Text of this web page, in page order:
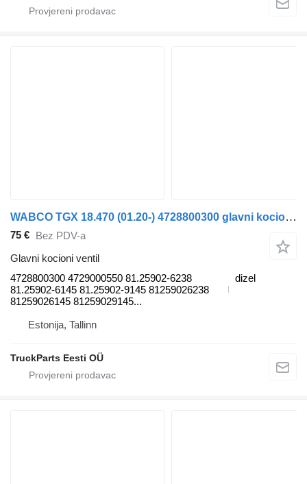
WABCO TGX 18.470 (01.20-) 4728800300 glavni kocioni ventil za MAN TGL, TGM, TGS, TGX (2020-) tegljača
75 €
Bez PDV-a
Glavni kocioni ventil
4728800300 4729000550 81.25902-6238
81.25902-6145 81.25902-9145 81259026238
81259026145 81259029145...
dizel
Estonija, Tallinn
TruckParts Eesti OÜ